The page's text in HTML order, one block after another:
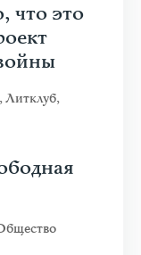
что это
,Литклуб,